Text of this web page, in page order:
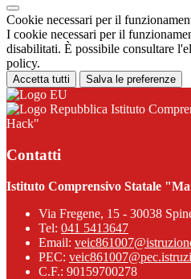
Cookie necessari per il
I cookie necessari per il
disabilitati. È possibile consultare
policy.
Accetta tutti Salva le preferenze
Istituto
Hack"
Contatti
Istituto Comprensivo Statale
Via Fregene, 15 - 30038
Tel: 041 5413647
Email:
PEC:
C.F.: 90159700278